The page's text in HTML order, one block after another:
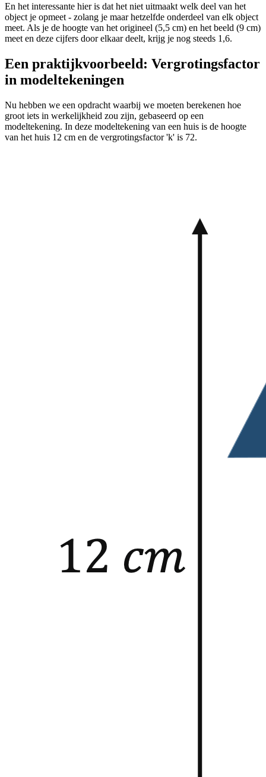
En het interessante hier is dat het niet uitmaakt welk deel van het
object je opmeet - zolang je maar hetzelfde onderdeel van elk object
meet. Als je de hoogte van het origineel (5,5 cm) en het beeld (9 cm)
meet en deze cijfers door elkaar deelt, krijg je nog steeds 1,6.
Een praktijkvoorbeeld: Vergrotingsfactor
in modeltekeningen
Nu hebben we een opdracht waarbij we moeten berekenen hoe
groot iets in werkelijkheid zou zijn, gebaseerd op een
modeltekening. In deze modeltekening van een huis is de hoogte
van het huis 12 cm en de vergrotingsfactor 'k' is 72.